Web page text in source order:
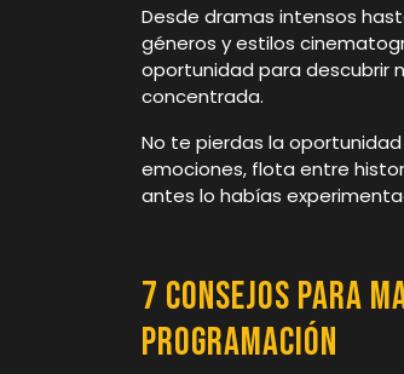
Desde dramas intensos
géneros y estilos
oportunidad para descubrir
concentrada.
No te pierdas la
emociones, flota entre
antes lo habías
7 Consejos para
Programación